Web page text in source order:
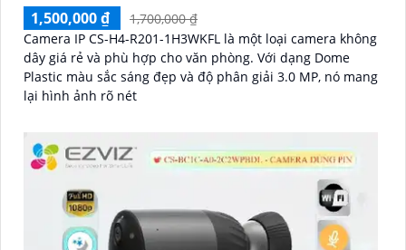
1,500,000 ₫
1,700,000 ₫
Camera IP CS-H4-R201-1H3WKFL là một loại camera không
dây giá rẻ và phù hợp cho văn phòng. Với dạng Dome
Plastic màu sắc sáng đẹp và độ phân giải 3.0 MP, nó mang
lại hình ảnh rõ nét